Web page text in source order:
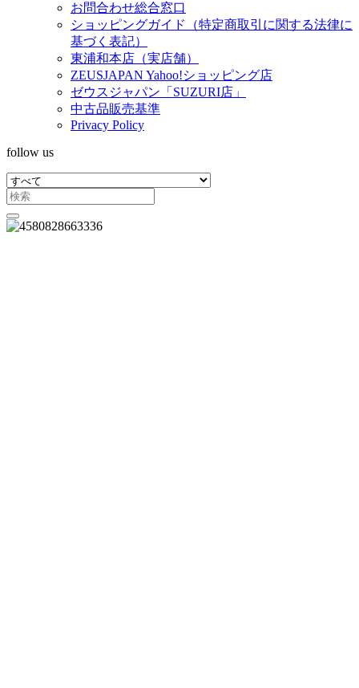
お問合わせ総合窓口
ショッピングガイド（特定商取引に関する法律に
基づく表記）
東浦和本店（実店舗）
ZEUSJAPAN Yahoo!ショッピング店
ゼウスジャパン「SUZURI店」
中古品販売基準
Privacy Policy
follow us